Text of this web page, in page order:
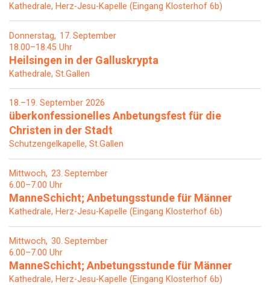
Kathedrale, Herz-Jesu-Kapelle (Eingang Klosterhof 6b)
Donnerstag 17 September
18.00–18.45 Uhr
Heilsingen in der Galluskrypta
Kathedrale, St.Gallen
18.–19. September 2026
überkonfessionelles Anbetungsfest für die
Christen in der Stadt
Schutzengelkapelle, St.Gallen
Mittwoch 23 September
6.00–7.00 Uhr
ManneSchicht; Anbetungsstunde für Männer
Kathedrale, Herz-Jesu-Kapelle (Eingang Klosterhof 6b)
Mittwoch 30 September
6.00–7.00 Uhr
ManneSchicht; Anbetungsstunde für Männer
Kathedrale, Herz-Jesu-Kapelle (Eingang Klosterhof 6b)